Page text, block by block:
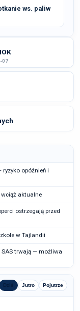
ws. paliw
07
opóźnień i
wciąż aktualne
ostrzegają przed
w Tajlandii
trwają — możliwa
Dziś Jutro Pojutrze